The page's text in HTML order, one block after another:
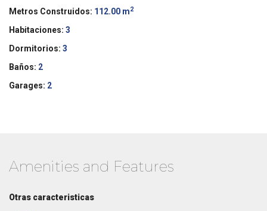
Metros Construidos: 112.00 m2
Habitaciones: 3
Dormitorios: 3
Baños: 2
Garages: 2
Amenities and Features
Otras caracteristicas